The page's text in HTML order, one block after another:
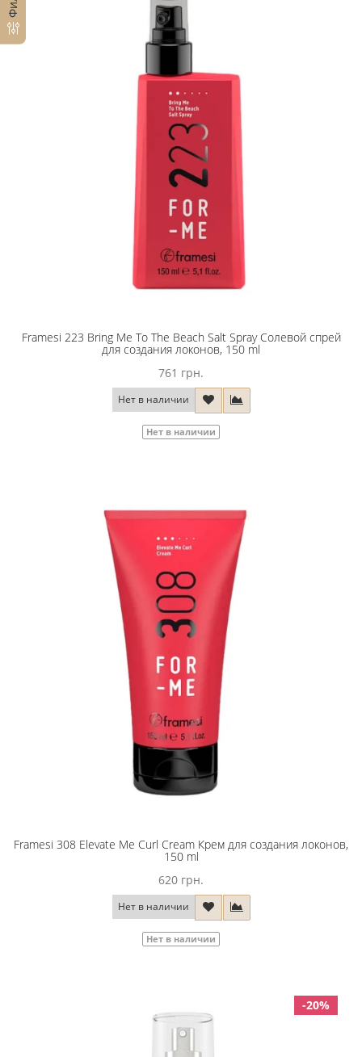
Framesi 223 Bring Me To The Beach Salt Spray Солевой спрей
для создания локонов, 150 ml
761 грн.
Нет в наличии
Нет в наличии
Framesi 308 Elevate Me Curl Cream Крем для создания локонов,
150 ml
620 грн.
Нет в наличии
Нет в наличии
-20%